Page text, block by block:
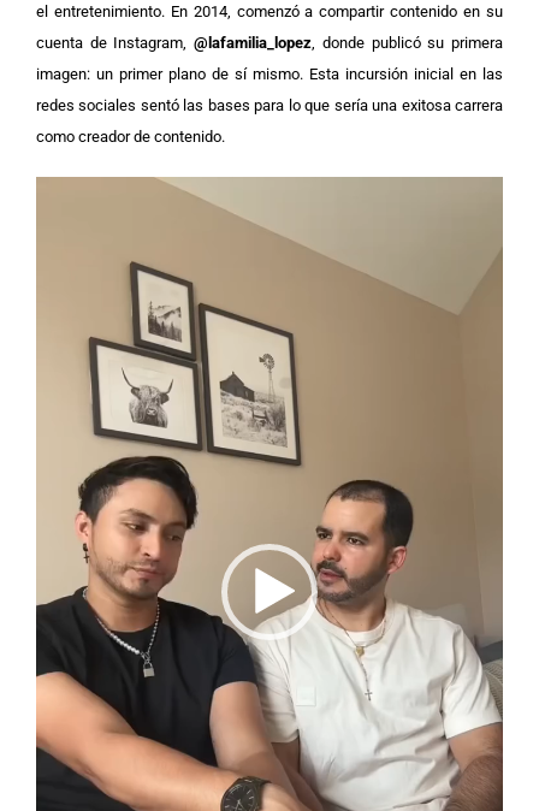
el entretenimiento. En 2014, comenzó a compartir contenido en su
cuenta de Instagram,@lafamilia_lopez, donde publicó su primera
imagen: un primer plano de sí mismo. Esta incursión inicial en las
redes sociales sentó las bases para lo que sería una exitosa carrera
como creador de contenido.